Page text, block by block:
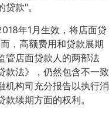
款"。
年1月生效，将店面贷
，高额费用和贷款展期
管店面贷款人的两部法
款法》，仍然包含不一致
机构司充分报告以执行消
续期方面的权利。